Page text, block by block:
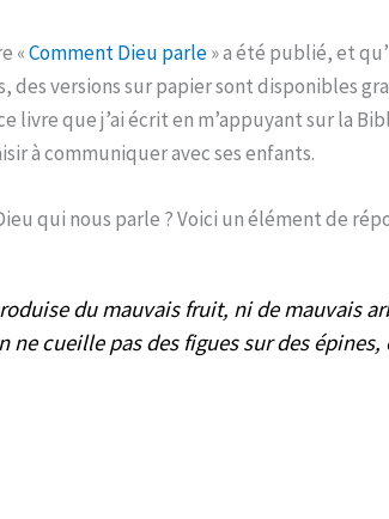
«Comment Dieu parle» a été publié, et
des versions sur papier sont disponibles
livre que j’ai écrit en m’appuyant sur la
à communiquer avec ses enfants.
qui nous parle ? Voici un élément de
du mauvais fruit, ni de mauvais
cueille pas des figues sur des épines,